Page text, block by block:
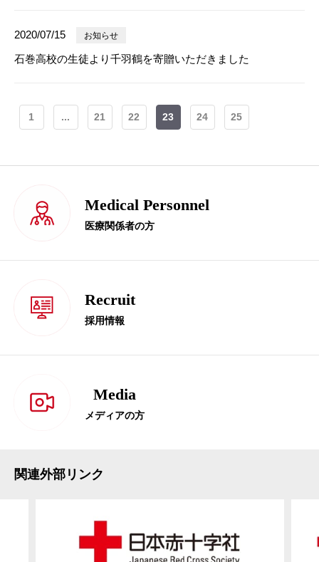
2020/07/15 お知らせ
石巻高校の生徒より千羽鶴を寄贈いただきました
1 ... 21 22 23 24 25
Medical Personnel
医療関係者の方
Recruit
採用情報
Media
メディアの方
関連外部リンク